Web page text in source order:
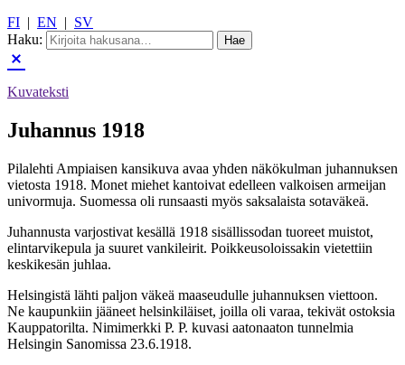
FI | EN | SV
Haku:
Kuvateksti
Juhannus 1918
Pilalehti Ampiaisen kansikuva avaa yhden näkökulman juhannuksen
vietosta 1918. Monet miehet kantoivat edelleen valkoisen armeijan
univormuja. Suomessa oli runsaasti myös saksalaista sotaväkeä.
Juhannusta varjostivat kesällä 1918 sisällissodan tuoreet muistot,
elintarvikepula ja suuret vankileirit. Poikkeusoloissakin vietettiin
keskikesän juhlaa.
Helsingistä lähti paljon väkeä maaseudulle juhannuksen viettoon.
Ne kaupunkiin jääneet helsinkiläiset, joilla oli varaa, tekivät ostoksia
Kauppatorilta. Nimimerkki P. P. kuvasi aatonaaton tunnelmia
Helsingin Sanomissa 23.6.1918.